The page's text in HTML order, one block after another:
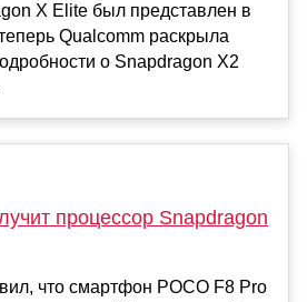
X Elite был представлен в
Qualcomm раскрыла
о Snapdragon X2
процессор Snapdragon
что смартфон POCO F8 Pro